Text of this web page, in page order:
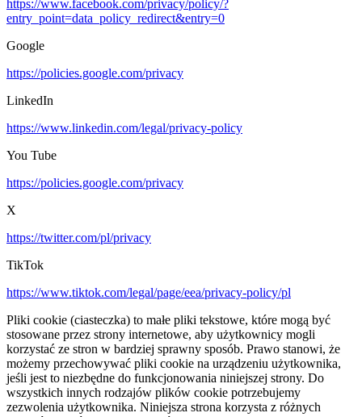
https://www.facebook.com/privacy/policy/?
entry_point=data_policy_redirect&entry=0
Google
https://policies.google.com/privacy
LinkedIn
https://www.linkedin.com/legal/privacy-policy
You Tube
https://policies.google.com/privacy
X
https://twitter.com/pl/privacy
TikTok
https://www.tiktok.com/legal/page/eea/privacy-policy/pl
Pliki cookie (ciasteczka) to małe pliki tekstowe, które mogą być
stosowane przez strony internetowe, aby użytkownicy mogli
korzystać ze stron w bardziej sprawny sposób. Prawo stanowi, że
możemy przechowywać pliki cookie na urządzeniu użytkownika,
jeśli jest to niezbędne do funkcjonowania niniejszej strony. Do
wszystkich innych rodzajów plików cookie potrzebujemy
zezwolenia użytkownika. Niniejsza strona korzysta z różnych